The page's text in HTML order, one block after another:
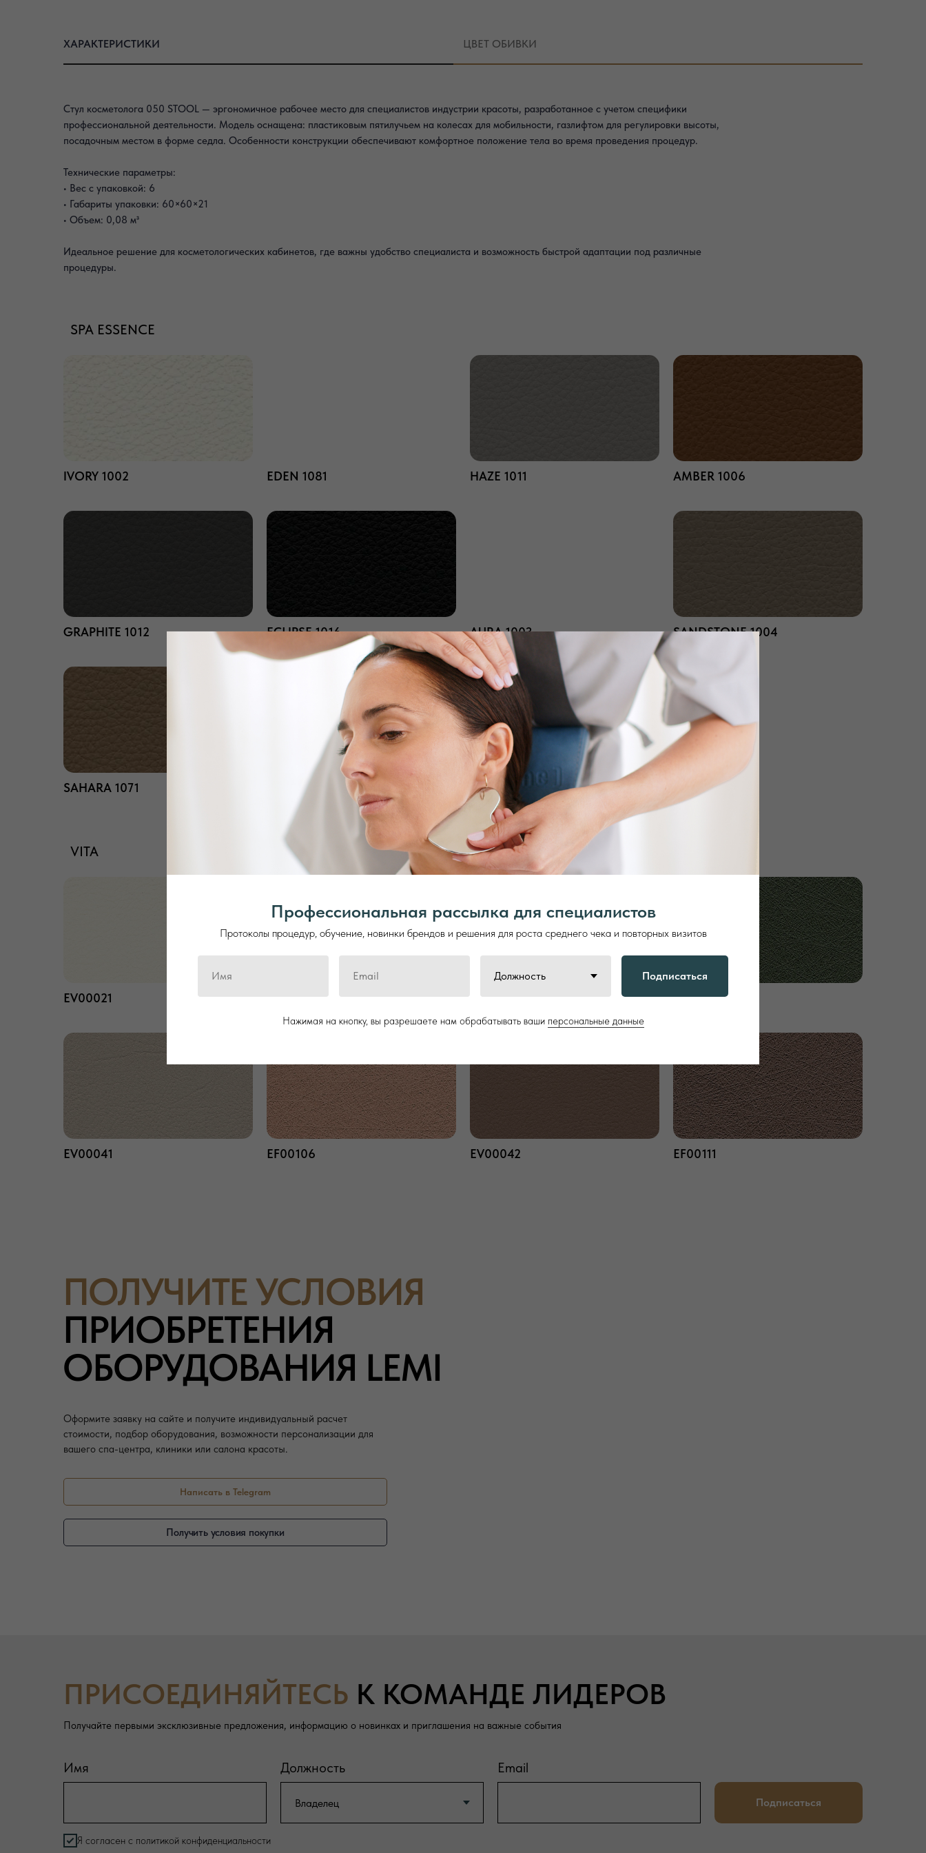
ХАРАКТЕРИСТИКИ ЦВЕТ ОБИВКИ
Стул косметолога 050 STOOL — эргономичное рабочее место для специалистов индустрии красоты, разработанное с учетом специфики
профессиональной деятельности. Модель оснащена: пластиковым пятилучьем на колесах для мобильности, газлифтом для регулировки высоты,
посадочным местом в форме седла. Особенности конструкции обеспечивают комфортное положение тела во время проведения процедур.
Технические параметры:
• Вес с упаковкой: 6
• Габариты упаковки: 60×60×21
• Объем: 0,08 м³
Идеальное решение для косметологических кабинетов, где важны удобство специалиста и возможность быстрой адаптации под различные
процедуры.
SPA ESSENCE
IVORY 1002 EDEN 1081 HAZE 1011 AMBER 1006
GRAPHITE 1012 ECLIPSE 1016 AURA 1003 SANDSTONE 1004
SAHARA 1071 EARTH 1010
VITA
EV00021 EF00101 EV00022 EF00110
EV00041 EF00106 EV00042 EF00111
ПОЛУЧИТЕ УСЛОВИЯ
ПРИОБРЕТЕНИЯ
ОБОРУДОВАНИЯ LEMI
Получить условия покупки
Написать в Telegram
Оформите заявку на сайте и получите индивидуальный расчет
стоимости, подбор оборудования, возможности персонализации для
вашего спа-центра, клиники или салона красоты.
ПРИСОЕДИНЯЙТЕСЬ К КОМАНДЕ ЛИДЕРОВ
Получайте первыми эксклюзивные предложения, информацию о новинках и приглашения на важные события
Имя Должность Email
Я согласен с политикой конфиденциальности
Подписаться
Профессиональная рассылка для специалистов
Протоколы процедур, обучение, новинки брендов и решения для роста среднего чека и повторных визитов
Подписаться
Нажимая на кнопку, вы разрешаете нам обрабатывать ваши персональные данные